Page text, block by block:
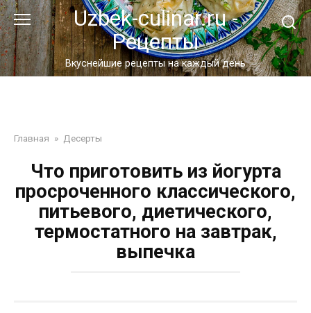
Перейти
к
контенту
Uzbek-culinar.ru -
Рецепты
Вкуснейшие рецепты на каждый день
Главная » Десерты
Что приготовить из йогурта
просроченного классического,
питьевого, диетического,
термостатного на завтрак,
выпечка